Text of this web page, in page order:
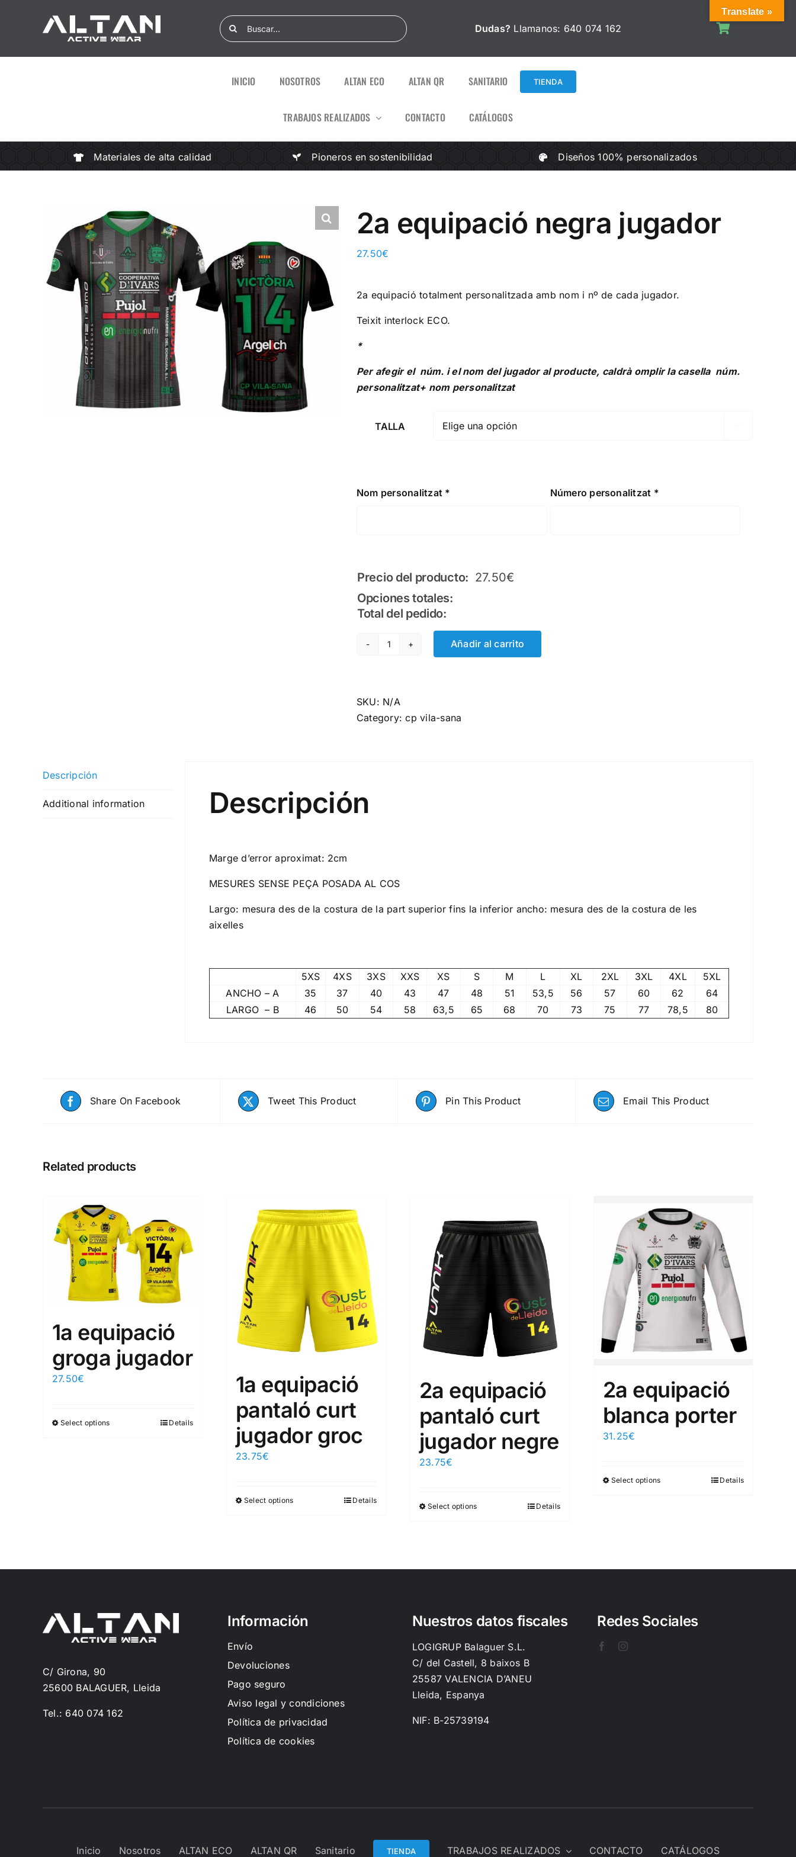
Search
for:
Dudas? Llamanos: 640 074 162
INICIO NOSOTROS ALTAN ECO ALTAN QR SANITARIO TIENDA
TRABAJOS REALIZADOS CONTACTO CATÁLOGOS
Materiales de alta calidad Pioneros en sostenibilidad Diseños 100% personalizados
2a equipació negra jugador
27.50€
2a equipació totalment personalitzada amb nom i nº de cada jugador.
Teixit interlock ECO.
*
Per afegir el núm. i el nomdel jugador al producte, caldrà omplir la casella núm.
personalitzat+ nom personalitzat
TALLA
Nom personalitzat * Número personalitzat *
Precio del producto: 27.50€
Opciones totales:
Total del pedido:
2a
jugador
quantity
Añadir al carrito
SKU: N/A
Category:cp vila-sana
Descripción
Additional information Descripción
Marge d’error aproximat: 2cm
MESURES SENSE PEÇA POSADA AL COS
Largo: mesura des de la costura de la part superior fins la inferior ancho: mesura des de la costura de les
aixelles
5XS 4XS 3XS XXS XS S M L XL 2XL 3XL 4XL
5XL
ANCHO – A
35 37 40 43 47 48 51 53,5 56 57 60 62
64
LARGO – B
46 50 54 58 63,5 65 68 70 73 75 77 78,5 80
Share On Facebook Tweet This Product Pin This Product Email This Product
Related products
1a equipació
groga jugador
27.50€
Select options Details
1a equipació
pantaló curt
jugador groc
23.75€
Select options Details
2a equipació
pantaló curt
jugador negre
23.75€
Select options Details
2a equipació
blanca porter
31.25€
Select options Details
C/ Girona, 90
25600 BALAGUER, Lleida
Tel.: 640 074 162
Información
Envío
Devoluciones
Pago seguro
Aviso legal y condiciones
Política de privacidad
Política de cookies
Nuestros datos fiscales
LOGIGRUP Balaguer S.L.
C/ del Castell, 8 baixos B
25587 VALENCIA D’ANEU
Lleida, Espanya
NIF: B-25739194
Redes Sociales
Inicio Nosotros ALTAN ECO ALTAN QR Sanitario TIENDA TRABAJOS REALIZADOS CONTACTO CATÁLOGOS
Translate »